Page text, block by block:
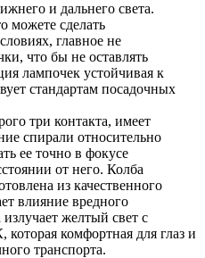
и дальнего света.
можете сделать
главное не
что бы не оставлять
лампочек устойчивая к
стандартам посадочных
три контакта, имеет
спирали относительно
ее точно в фокусе
от него. Колба
из качественного
влияние вредного
желтый свет с
комфортная для глаз и
транспорта.